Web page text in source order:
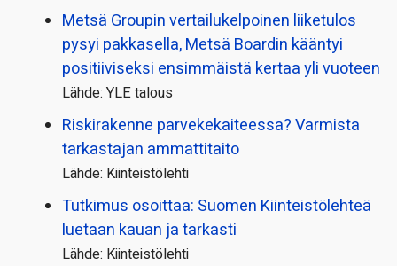
Metsä Groupin vertailu­kelpoinen liiketulos
pysyi pakkasella, Metsä Boardin kääntyi
positiiviseksi ensimmäistä kertaa yli vuoteen
Lähde: YLE talous
Riskirakenne parvekekaiteessa? Varmista
tarkastajan ammattitaito
Lähde: Kiinteistölehti
Tutkimus osoittaa: Suomen Kiinteistölehteä
luetaan kauan ja tarkasti
Lähde: Kiinteistölehti